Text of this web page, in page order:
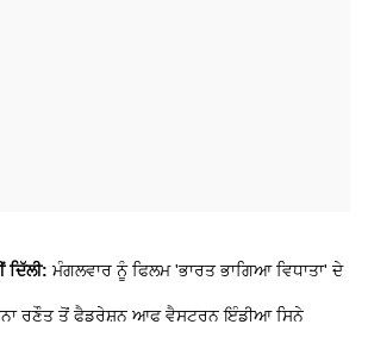
ਮੰਗਲਵਾਰ ਨੂੰ ਫਿਲਮ 'ਭਾਰਤ ਭਾਗਿਆ ਵਿਧਾਤਾ' ਦੇ
ਰਣੌਤ ਤੋਂ ਫੈਡਰੇਸ਼ਨ ਆਫ ਵੈਸਟਰਨ ਇੰਡੀਆ ਸਿਨੇ